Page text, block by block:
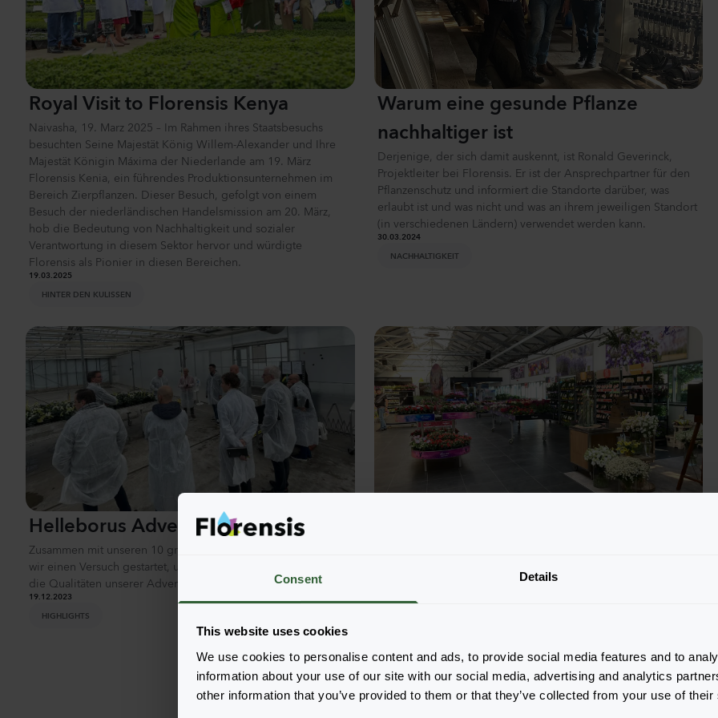
Consent Details
This website uses cookies
We use cookies to personalise content and ads, to provide social media features and to
information about your use of our site with our social media, advertising and analytics
other information that you’ve provided to them or that they’ve collected from your use of
Royal Visit to Florensis Kenya
Naivasha, 19. Marz 2025 – Im Rahmen ihres Staatsbesuchs
besuchten Seine Majestät König Willem-Alexander und Ihre
Majestät Königin Máxima der Niederlande am 19. März
Florensis Kenia, ein führendes Produktionsunternehmen im
Bereich Zierpflanzen. Dieser Besuch, gefolgt von einem
Besuch der niederländischen Handelsmission am 20. März,
hob die Bedeutung von Nachhaltigkeit und sozialer
Verantwortung in diesem Sektor hervor und würdigte
Florensis als Pionier in diesen Bereichen.
19.03.2025
HINTER DEN KULISSEN
Warum eine gesunde Pflanze
nachhaltiger ist
Derjenige, der sich damit auskennt, ist Ronald Geverinck,
Projektleiter bei Florensis. Er ist der Ansprechpartner für den
Pflanzenschutz und informiert die Standorte darüber, was
erlaubt ist und was nicht und was an ihrem jeweiligen Standort
(in verschiedenen Ländern) verwendet werden kann.
30.03.2024
NACHHALTIGKEIT
Helleborus Advent Star Event
Zusammen mit unseren 10 größten Helleborus-Kunden haben
wir einen Versuch gestartet, um noch mehr Erkenntnisse über
die Qualitäten unserer Advent Star zu gewinnen.
19.12.2023
HIGHLIGHTS
nachhaltigen Sortiment zu machen
Als Gärtner und Einzelhändler möchten Sie Ihren Kunden
21.11.2023
KONZEPTE
TRENDS